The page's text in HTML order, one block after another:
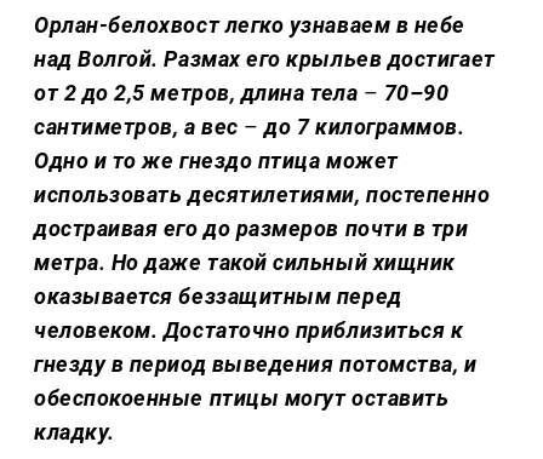
Орлан-белохвост легко узнаваем в небе
над Волгой. Размах его крыльев достигает
от 2 до 2,5 метров, длина тела – 70–90
сантиметров, а вес – до 7 килограммов.
Одно и то же гнездо птица может
использовать десятилетиями, постепенно
достраивая его до размеров почти в три
метра. Но даже такой сильный хищник
оказывается беззащитным перед
человеком. Достаточно приблизиться к
гнезду в период выведения потомства, и
обеспокоенные птицы могут оставить
кладку.